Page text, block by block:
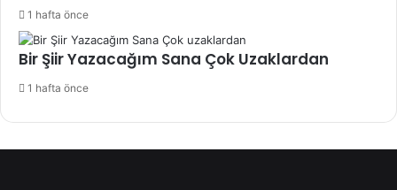
1 hafta önce
Bir Şiir Yazacağım Sana Çok Uzaklardan
1 hafta önce